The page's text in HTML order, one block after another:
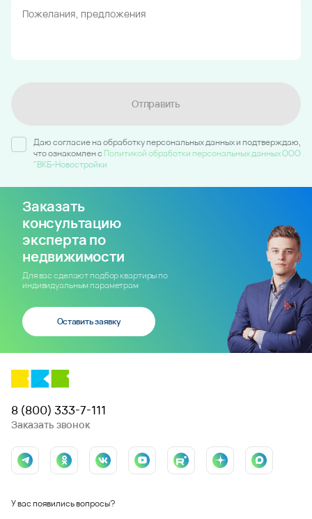
Отправить
Даю согласие на обработку персональных данных и подтверждаю,
что ознакомлен c Политикой обработки персональных данных ООО
"ВКБ-Новостройки
Заказать
консультацию
эксперта по
недвижимости
Для вас сделают подбор квартиры по
индивидуальным параметрам
Оставить заявку
8 (800) 333-7-111
Заказать звонок
У вас появились вопросы?